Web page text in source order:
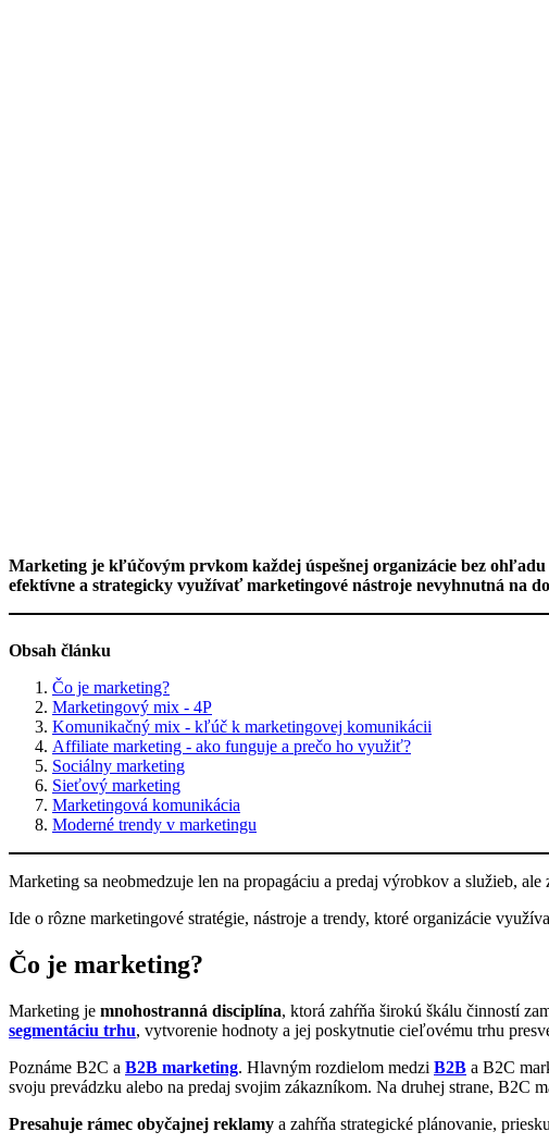
Marketing je kľúčovým prvkom každej úspešnej organizácie bez
efektívne a strategicky využívať marketingové nástroje nevyhnutná na
Obsah článku
Čo je marketing?
Marketingový mix - 4P
Komunikačný mix - kľúč k marketingovej komunikácii
Affiliate marketing - ako funguje a prečo ho využiť?
Sociálny marketing
Sieťový marketing
Marketingová komunikácia
Moderné trendy v marketingu
Marketing sa neobmedzuje len na propagáciu a predaj výrobkov a služieb, ale
Ide o rôzne marketingové stratégie, nástroje a trendy, ktoré organizácie
Čo je marketing?
Marketing je mnohostranná disciplína, ktorá zahŕňa širokú škálu činností
segmentáciu trhu, vytvorenie hodnoty a jej poskytnutie cieľovému trhu
Poznáme B2C a B2B marketing. Hlavným rozdielom medzi B2B a B2C
svoju prevádzku alebo na predaj svojim zákazníkom. Na druhej strane, B2C
Presahuje rámec obyčajnej reklamy a zahŕňa strategické plánovanie,